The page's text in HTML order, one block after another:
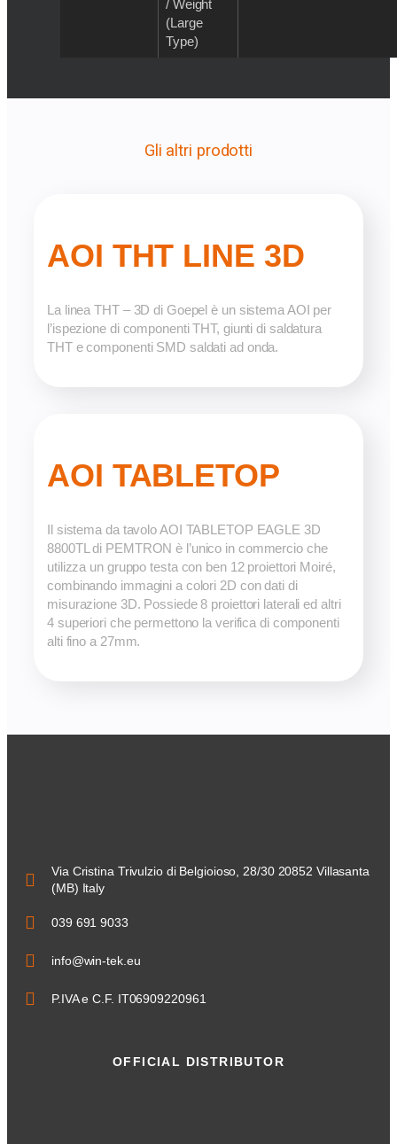
/ Weight
(Large
Type)
Gli altri prodotti
AOI THT LINE 3D
La linea THT – 3D di Goepel è un sistema AOI per
l’ispezione di componenti THT, giunti di saldatura
THT e componenti SMD saldati ad onda.
AOI TABLETOP
Il sistema da tavolo AOI TABLETOP EAGLE 3D
8800TL di PEMTRON è l’unico in commercio che
utilizza un gruppo testa con ben 12 proiettori Moiré,
combinando immagini a colori 2D con dati di
misurazione 3D. Possiede 8 proiettori laterali ed altri
4 superiori che permettono la verifica di componenti
alti fino a 27mm.
Via Cristina Trivulzio di Belgioioso, 28/30 20852 Villasanta
(MB) Italy
039 691 9033
info@win-tek.eu
P.IVA e C.F. IT06909220961
OFFICIAL DISTRIBUTOR